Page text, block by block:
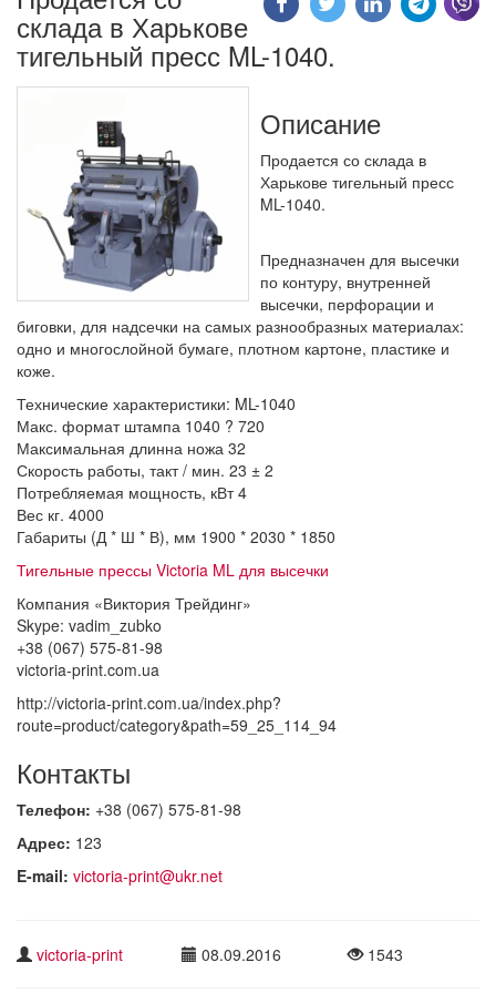
склада в Харькове
тигельный пресс ML-1040.
Описание
Продается со склада в
Харькове тигельный пресс
ML-1040.
Предназначен для высечки
по контуру, внутренней
высечки, перфорации и
биговки, для надсечки на самых разнообразных материалах:
одно и многослойной бумаге, плотном картоне, пластике и
коже.
Технические характеристики: ML-1040
Макс. формат штампа 1040 ? 720
Максимальная длинна ножа 32
Скорость работы, такт / мин. 23 ± 2
Потребляемая мощность, кВт 4
Вес кг. 4000
Габариты (Д * Ш * В), мм 1900 * 2030 * 1850
Тигельные прессы Victoria ML для высечки
Компания «Виктория Трейдинг»
Skype: vadim_zubko
+38 (067) 575-81-98
victoria-print.com.ua
http://victoria-print.com.ua/index.php?
route=product/category&path=59_25_114_94
Контакты
Телефон: +38 (067) 575-81-98
Адрес: 123
E-mail: victoria-print@ukr.net
victoria-print 08.09.2016 1543